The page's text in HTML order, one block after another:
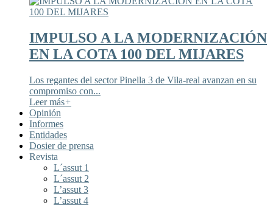
IMPULSO A LA MODERNIZACIÓN
EN LA COTA 100 DEL MIJARES
Los regantes del sector Pinella 3 de Vila-real avanzan en su
compromiso con...
Leer más+
Opinión
Informes
Entidades
Dosier de prensa
Revista
L´assut 1
L´assut 2
L’assut 3
L’assut 4